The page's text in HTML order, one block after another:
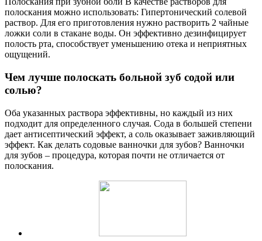
полоскания можно использовать: Гипертонический солевой
раствор. Для его приготовления нужно растворить 2 чайные
ложки соли в стакане воды. Он эффективно дезинфицирует
полость рта, способствует уменьшению отека и неприятных
ощущений.
Чем лучше полоскать больной зуб содой или
солью?
Оба указанных раствора эффективны, но каждый из них
подходит для определенного случая. Сода в большей степени
дает антисептический эффект, а соль оказывает заживляющий
эффект. Как делать содовые ванночки для зубов? Ванночки
для зубов – процедура, которая почти не отличается от
полоскания.